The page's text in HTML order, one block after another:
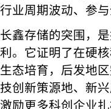
行业周期波动、参
长鑫存储的突围，
利。它证明了在硬
生态培育，后发地
技创新策源地、新
激励更多科创企业